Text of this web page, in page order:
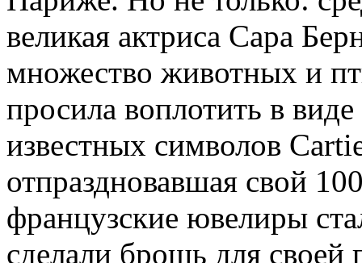
великая актриса Сара
множество животных и
просила воплотить в
известных символов
отпраздновавшая свой
французские ювелиры
сделали брошь для своей